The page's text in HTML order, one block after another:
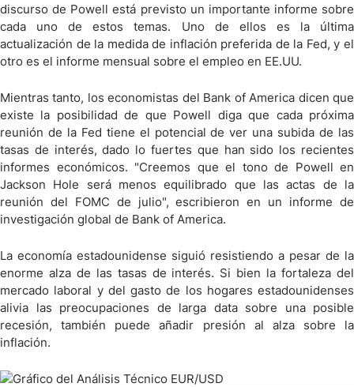
discurso de Powell está previsto un importante informe sobre
cada uno de estos temas. Uno de ellos es la última
actualización de la medida de inflación preferida de la Fed, y el
otro es el informe mensual sobre el empleo en EE.UU.
Mientras tanto, los economistas del Bank of America dicen que
existe la posibilidad de que Powell diga que cada próxima
reunión de la Fed tiene el potencial de ver una subida de las
tasas de interés, dado lo fuertes que han sido los recientes
informes económicos. "Creemos que el tono de Powell en
Jackson Hole será menos equilibrado que las actas de la
reunión del FOMC de julio", escribieron en un informe de
investigación global de Bank of America.
La economía estadounidense siguió resistiendo a pesar de la
enorme alza de las tasas de interés. Si bien la fortaleza del
mercado laboral y del gasto de los hogares estadounidenses
alivia las preocupaciones de larga data sobre una posible
recesión, también puede añadir presión al alza sobre la
inflación.